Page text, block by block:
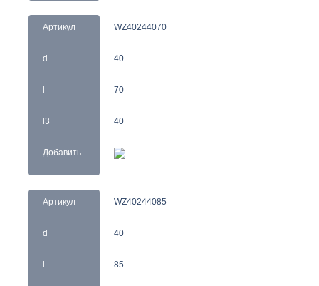
Артикул
d
l3
Добавить
WZ40244070
40
70
40
Артикул
d
WZ40244085
40
85